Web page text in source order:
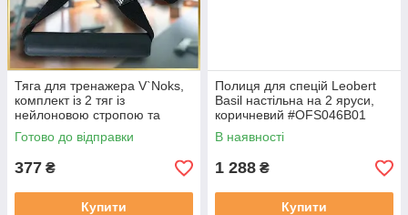
Тяга для тренажера V`Noks,
комплект із 2 тяг із
нейлоновою стропою та
прогумованою ручкою
Готово до відправки
377 ₴
Купити
Полиця для спецій Leobert
Basil настільна на 2 яруси,
коричневий #OFS046B01
В наявності
1 288 ₴
Купити